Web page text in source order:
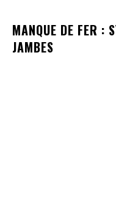
MANQUE DE FER :
JAMBES